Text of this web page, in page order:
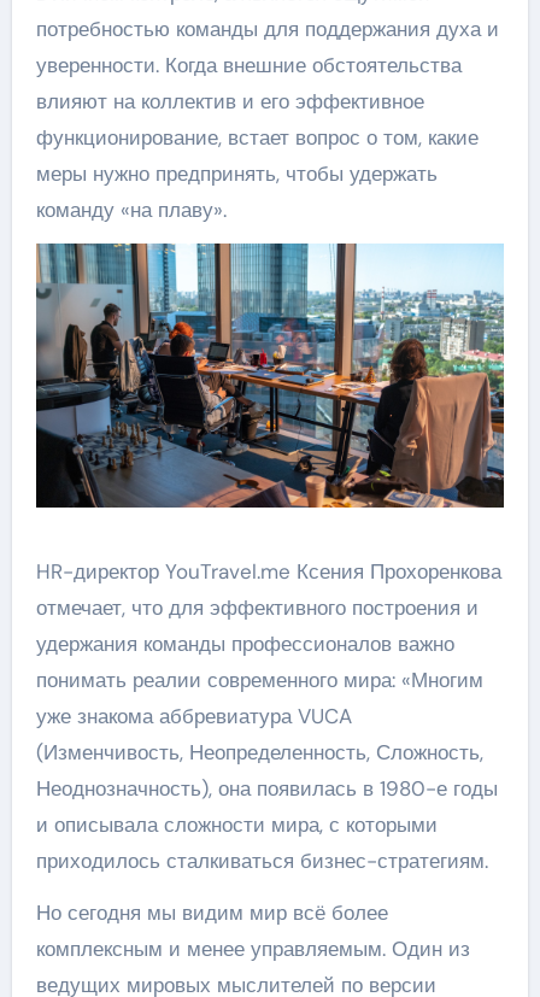
потребностью команды для поддержания духа и
уверенности. Когда внешние обстоятельства
влияют на коллектив и его эффективное
функционирование, встает вопрос о том, какие
меры нужно предпринять, чтобы удержать
команду «на плаву».
HR-директор YouTravel.me Ксения Прохоренкова
отмечает, что для эффективного построения и
удержания команды профессионалов важно
понимать реалии современного мира: «Многим
уже знакома аббревиатура VUCA
(Изменчивость, Неопределенность, Сложность,
Неоднозначность), она появилась в 1980-е годы
и описывала сложности мира, с которыми
приходилось сталкиваться бизнес-стратегиям.
Но сегодня мы видим мир всё более
комплексным и менее управляемым. Один из
ведущих мировых мыслителей по версии